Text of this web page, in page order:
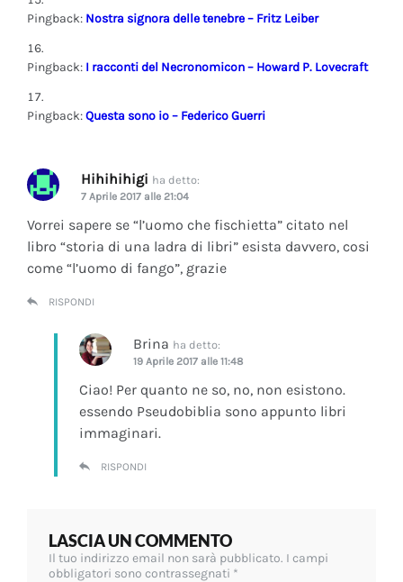
Pingback: Nostra signora delle tenebre – Fritz Leiber
Pingback: I racconti del Necronomicon – Howard P. Lovecraft
Pingback:Questa sono io – Federico Guerri
Hihihihigi ha detto:
7 Aprile 2017 alle 21:04
Vorrei sapere se “l’uomo che fischietta” citato nel
libro “storia di una ladra di libri” esista davvero, cosi
come “l’uomo di fango”, grazie
RISPONDI
Brina ha detto:
19 Aprile 2017 alle 11:48
Ciao! Per quanto ne so, no, non esistono.
essendo Pseudobiblia sono appunto libri
immaginari.
RISPONDI
LASCIA UN COMMENTO
Il tuo indirizzo email non sarà pubblicato. I campi
obbligatori sono contrassegnati *